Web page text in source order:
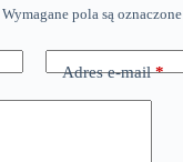
Wymagane pola są oznaczone
Adres e-mail*